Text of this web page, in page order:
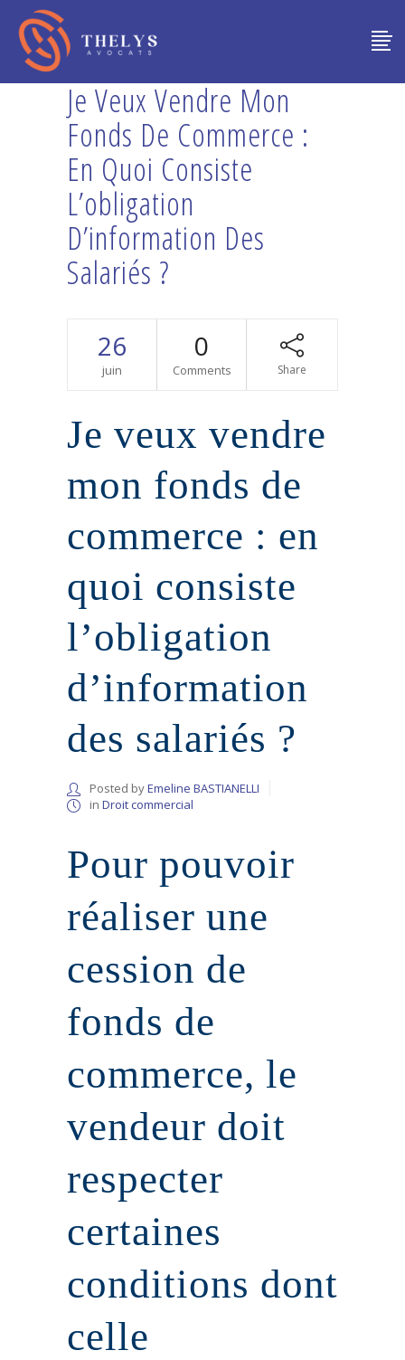
Je Veux Vendre Mon
Fonds De Commerce :
En Quoi Consiste
L’obligation
D’information Des
Salariés ?
26
juin
0
Comments Share
Je veux vendre
mon fonds de
commerce : en
quoi consiste
l’obligation
d’information
des salariés ?
Posted byEmeline BASTIANELLI
in Droit commercial
Pour pouvoir
réaliser une
cession de
fonds de
commerce, le
vendeur doit
respecter
certaines
conditions dont
celle